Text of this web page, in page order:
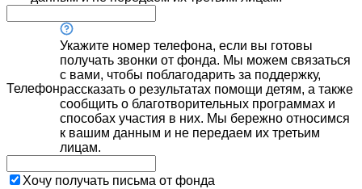
Телефон
Укажите номер телефона, если вы готовы
получать звонки от фонда. Мы можем связаться
с вами, чтобы поблагодарить за поддержку,
рассказать о результатах помощи детям, а также
сообщить о благотворительных программах и
способах участия в них. Мы бережно относимся
к вашим данным и не передаем их третьим
лицам.
Хочу получать письма от фонда